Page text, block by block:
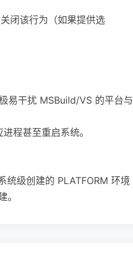
闭该行为（如果提供选
易干扰 MSBuild/VS 的平台与
程甚至重启系统。
级创建的 PLATFORM 环境